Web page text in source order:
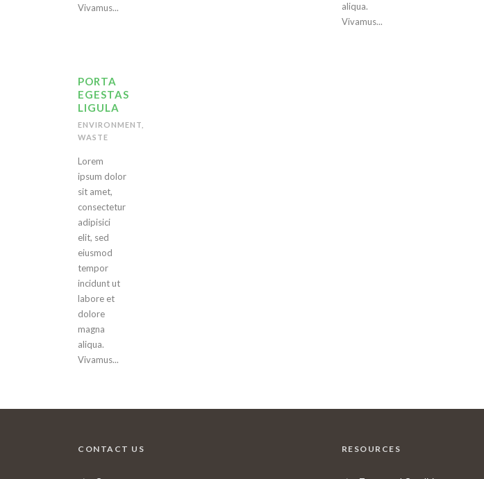
Vivamus...
aliqua.
Vivamus...
PORTA
EGESTAS
LIGULA
ENVIRONMENT
WASTE
Lorem
ipsum dolor
sit amet,
consectetur
adipisici
elit, sed
eiusmod
tempor
incidunt ut
labore et
dolore
magna
aliqua.
Vivamus...
CONTACT US RESOURCES